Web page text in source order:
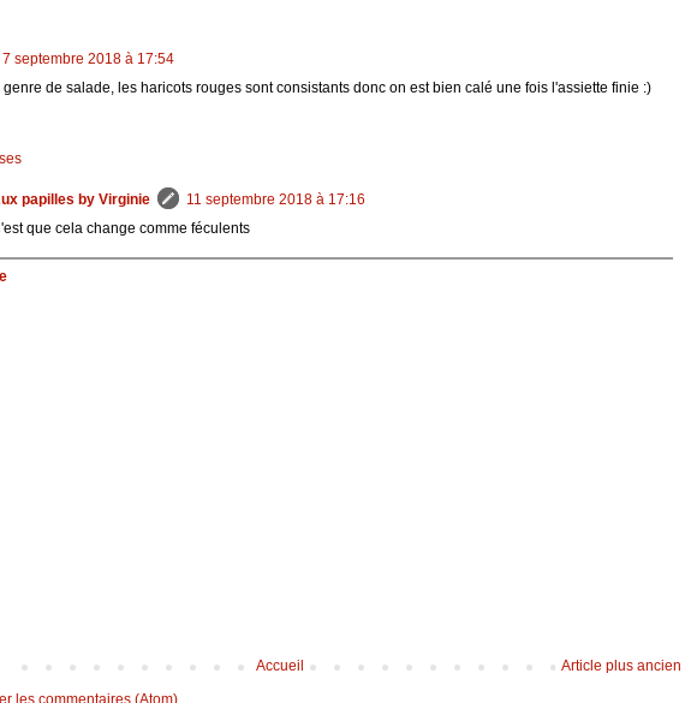
7 septembre 2018 à 17:54
de salade, les haricots rouges sont consistants donc on est bien calé une fois l'assiette finie :)
papilles by Virginie
11 septembre 2018 à 17:16
que cela change comme féculents
Article plus ancien
Accueil
les commentaires (Atom)